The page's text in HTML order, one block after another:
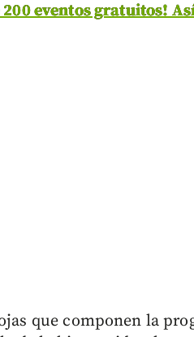
200 eventos gratuitos!
que componen la